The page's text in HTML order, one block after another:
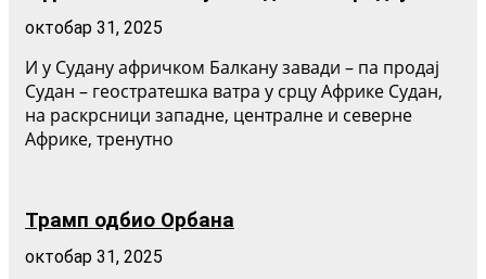
октобар 31, 2025
И у Судану афричком Балкану завади – па продај
Судан – геостратешка ватра у срцу Африке Судан,
на раскрсници западне, централне и северне
Африке, тренутно
Трамп одбио Орбана
октобар 31, 2025